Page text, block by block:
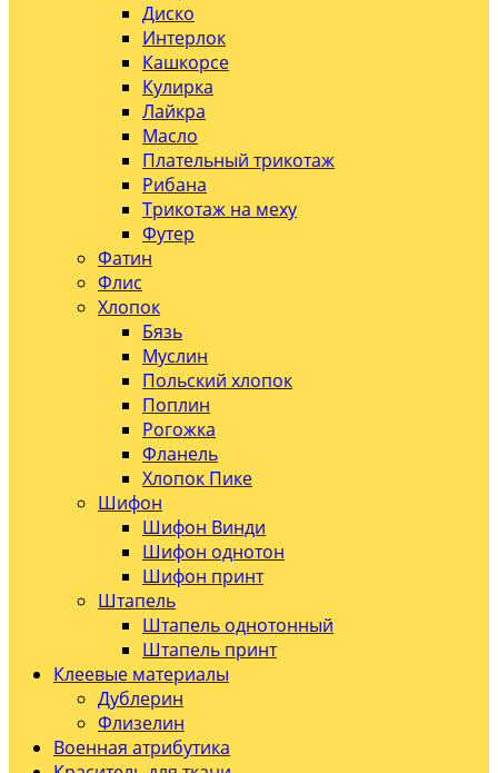
Диско
Интерлок
Кашкорсе
Кулирка
Лайкра
Масло
Плательный трикотаж
Рибана
Трикотаж на меху
Футер
Фатин
Флис
Хлопок
Бязь
Муслин
Польский хлопок
Поплин
Рогожка
Фланель
Хлопок Пике
Шифон
Шифон Винди
Шифон однотон
Шифон принт
Штапель
Штапель однотонный
Штапель принт
Клеевые материалы
Дублерин
Флизелин
Военная атрибутика